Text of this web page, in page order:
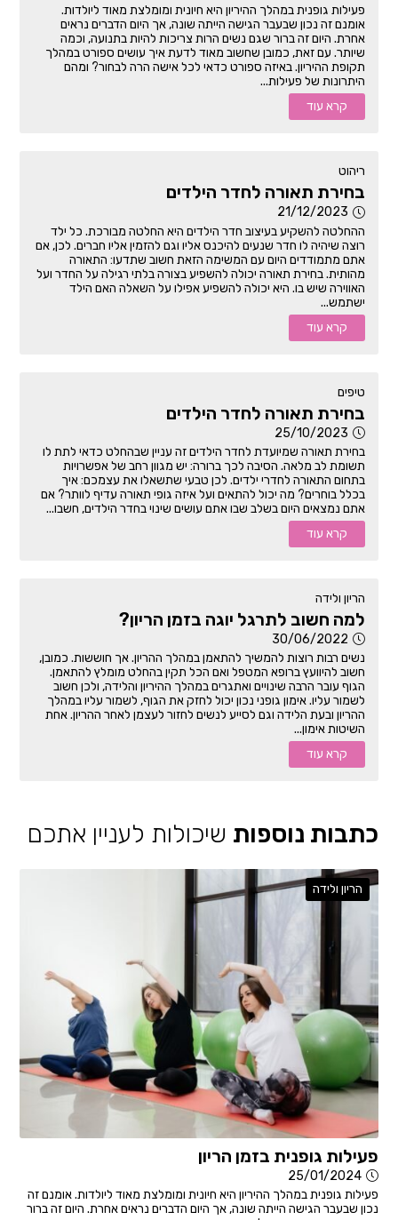
פעילות גופנית במהלך ההיריון היא חיונית ומומלצת מאוד ליולדות.
אומנם זה נכון שבעבר הגישה הייתה שונה, אך היום הדברים נראים
אחרת. היום זה ברור שגם נשים הרות צריכות להיות בתנועה, וכמה
שיותר. עם זאת, כמובן שחשוב מאוד לדעת איך עושים ספורט במהלך
תקופת ההיריון. באיזה ספורט כדאי לכל אישה הרה לבחור? ומהם
היתרונות של פעילות...
קרא עוד
ריהוט
בחירת תאורה לחדר הילדים
21/12/2023
ההחלטה להשקיע בעיצוב חדר הילדים היא החלטה מבורכת. כל ילד
רוצה שיהיה לו חדר שנעים להיכנס אליו וגם להזמין אליו חברים. לכן, אם
אתם מתמודדים היום עם המשימה הזאת חשוב שתדעו: התאורה
מהותית. בחירת תאורה יכולה להשפיע בצורה בלתי רגילה על החדר ועל
האווירה שיש בו. היא יכולה להשפיע אפילו על השאלה האם הילד
ישתמש...
קרא עוד
טיפים
בחירת תאורה לחדר הילדים
25/10/2023
בחירת תאורה שמיועדת לחדר הילדים זה עניין שבהחלט כדאי לתת לו
תשומת לב מלאה. הסיבה לכך ברורה: יש מגוון רחב של אפשרויות
בתחום התאורה לחדרי ילדים. לכן טבעי שתשאלו את עצמכם: איך
בכלל בוחרים? מה יכול להתאים ועל איזה גופי תאורה עדיף לוותר? אם
אתם נמצאים היום בשלב שבו אתם עושים שינוי בחדר הילדים, חשבו...
קרא עוד
הריון ולידה
למה חשוב לתרגל יוגה בזמן הריון?
30/06/2022
נשים רבות רוצות להמשיך להתאמן במהלך ההריון. אך חוששות. כמובן,
חשוב להיוועץ ברופא המטפל ואם הכל תקין בהחלט מומלץ להתאמן.
הגוף עובר הרבה שינויים ואתגרים במהלך ההיריון והלידה, ולכן חשוב
לשמור עליו. אימון גופני נכון יכול לחזק את הגוף, לשמור עליו במהלך
ההריון ובעת הלידה וגם לסייע לנשים לחזור לעצמן לאחר ההריון. אחת
השיטות אימון...
קרא עוד
כתבות נוספות שיכולות לעניין אתכם
הריון ולידה
פעילות גופנית בזמן הריון
25/01/2024
פעילות גופנית במהלך ההיריון היא חיונית ומומלצת מאוד ליולדות. אומנם זה
נכון שבעבר הגישה הייתה שונה, אך היום הדברים נראים אחרת. היום זה ברור